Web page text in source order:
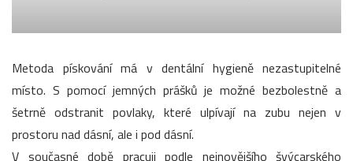
Metoda pískování má v dentální hygieně nezastupitelné
místo. S pomocí jemných prášků je možné bezbolestně a
šetrně odstranit povlaky, které ulpívají na zubu nejen v
prostoru nad dásní, ale i pod dásní.
V současné době pracuji podle nejnovějšího švýcarského